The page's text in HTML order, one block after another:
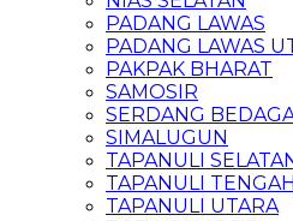
PADANG LAWAS
PADANG LAWAS
PAKPAK BHARAT
SAMOSIR
SERDANG
SIMALUGUN
TAPANULI
TAPANULI TENGAH
TAPANULI UTARA